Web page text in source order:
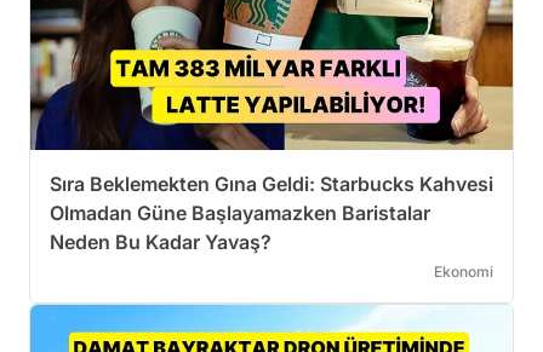
Sıra Beklemekten Gına Geldi: Starbucks Kahvesi
Olmadan Güne Başlayamazken Baristalar
Neden Bu Kadar Yavaş?
Ekonomi